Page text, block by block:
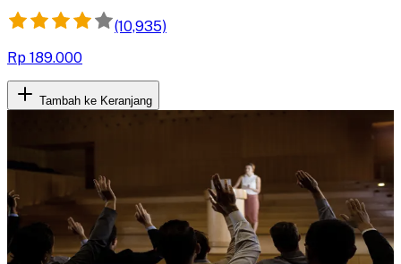
(10,935)
Rp 189.000
Tambah ke Keranjang